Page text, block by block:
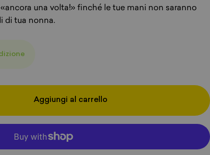
«ancora una volta!» finché le tue mani non saranno
di tua nonna.
Aggiungi al carrello